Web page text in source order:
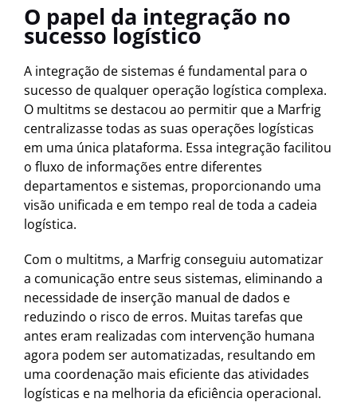
O papel da integração no
sucesso logístico
A integração de sistemas é fundamental para o
sucesso de qualquer operação logística complexa.
O multitms se destacou ao permitir que a Marfrig
centralizasse todas as suas operações logísticas
em uma única plataforma. Essa integração facilitou
o fluxo de informações entre diferentes
departamentos e sistemas, proporcionando uma
visão unificada e em tempo real de toda a cadeia
logística.
Com o multitms, a Marfrig conseguiu automatizar
a comunicação entre seus sistemas, eliminando a
necessidade de inserção manual de dados e
reduzindo o risco de erros. Muitas tarefas que
antes eram realizadas com intervenção humana
agora podem ser automatizadas, resultando em
uma coordenação mais eficiente das atividades
logísticas e na melhoria da eficiência operacional.